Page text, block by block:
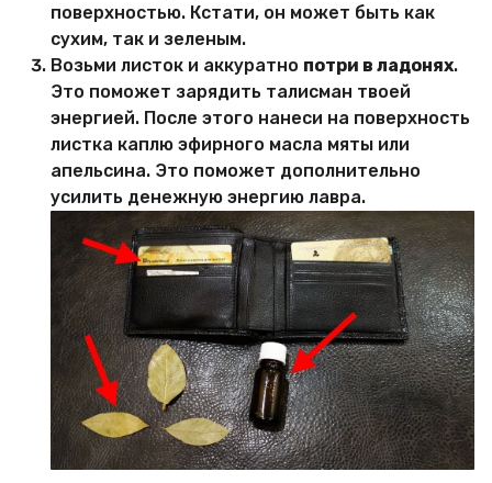
поверхностью. Кстати, он может быть как
сухим, так и зеленым.
Возьми листок и аккуратно потри в ладонях.
Это поможет зарядить талисман твоей
энергией. После этого нанеси на поверхность
листка каплю эфирного масла мяты или
апельсина. Это поможет дополнительно
усилить денежную энергию лавра.